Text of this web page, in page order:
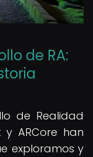
de RA:
de Realidad
y ARCore han
exploramos y